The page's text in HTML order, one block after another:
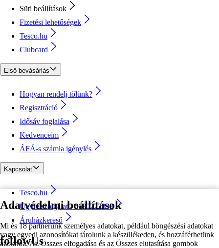
Adatvédelmi beállítások
Mi és 18 partnerünk személyes adatokat, például böngészési adatokat
vagy egyedi azonosítókat tárolunk a készülékeden, és hozzáférhetünk
azokhoz. Az Összes elfogadása és az Összes elutasítása gombok
Süti beállítások
Fizetési lehetőségek
Tesco.hu
Clubcard
Első bevásárlás
Hogyan rendelj tőlünk?
Regisztráció
Idősáv foglalása
Kedvenceim
ÁFÁ-s számla igénylés
Kapcsolat
Tesco.hu
Ügyfélszolgálat - 0680222333
Áruházkereső
followUs